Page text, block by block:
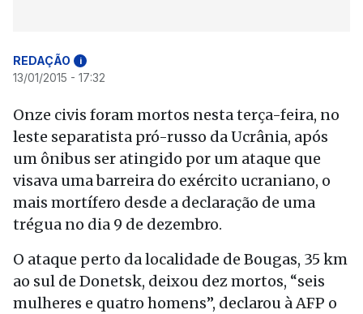
REDAÇÃO i
13/01/2015 - 17:32
Onze civis foram mortos nesta terça-feira, no
leste separatista pró-russo da Ucrânia, após
um ônibus ser atingido por um ataque que
visava uma barreira do exército ucraniano, o
mais mortífero desde a declaração de uma
trégua no dia 9 de dezembro.
O ataque perto da localidade de Bougas, 35 km
ao sul de Donetsk, deixou dez mortos, “seis
mulheres e quatro homens”, declarou à AFP o